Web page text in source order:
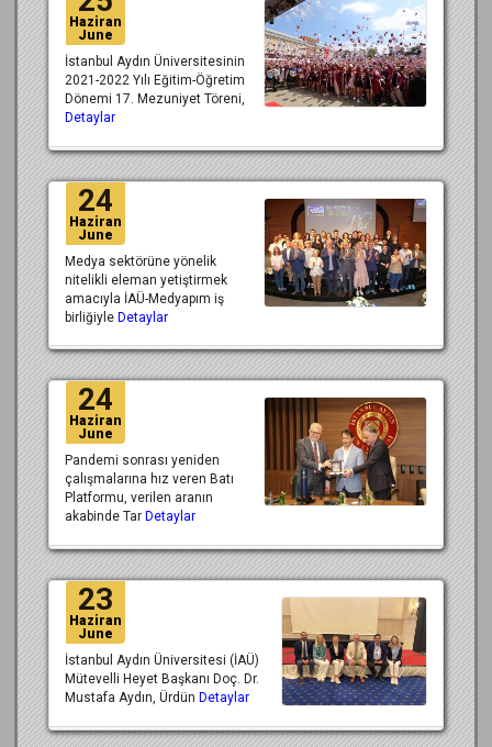
Haziran
June
İstanbul Aydın Üniversitesinin
2021-2022 Yılı Eğitim-Öğretim
Dönemi 17. Mezuniyet Töreni,
Detaylar
24
Haziran
June
Medya sektörüne yönelik
nitelikli eleman yetiştirmek
amacıyla İAÜ-Medyapım iş
birliğiyle Detaylar
24
Haziran
June
Pandemi sonrası yeniden
çalışmalarına hız veren Batı
Platformu, verilen aranın
akabinde Tar Detaylar
23
Haziran
June
İstanbul Aydın Üniversitesi (İAÜ)
Mütevelli Heyet Başkanı Doç. Dr.
Mustafa Aydın, Ürdün Detaylar